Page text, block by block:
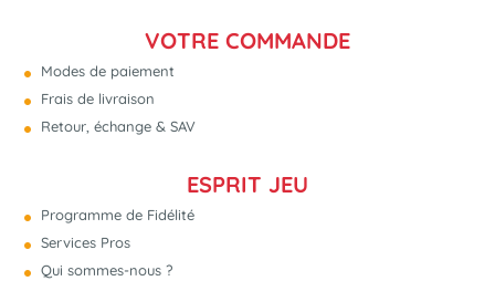
VOTRE COMMANDE
Modes de paiement
Frais de livraison
Retour, échange & SAV
ESPRIT JEU
Programme de Fidélité
Services Pros
Qui sommes-nous ?